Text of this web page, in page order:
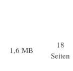
1,6 MB
18
Seiten